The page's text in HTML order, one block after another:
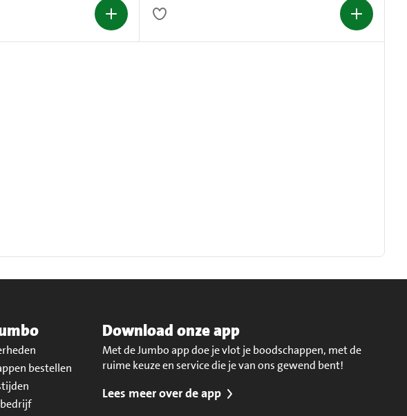
bestellen
Download onze app
Met de Jumbo app doe je vlot je boodschappen, met de
ruime keuze en service die je van ons gewend bent!
Lees meer over de app